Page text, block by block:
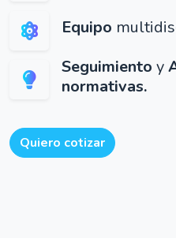
Equipo
Seguimiento y
normativas.
Quiero cotizar